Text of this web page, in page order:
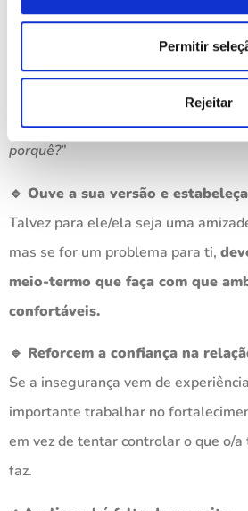
Permitir
Rejeitar
Faz-me sentir
o/a teu/tua ex com tanta
porquê?”
🔹 Ouve a sua versão e
Talvez para ele/ela seja uma
mas se for um problema para ti,
meio-termo que faça com que
confortáveis.
🔹 Reforcem a confiança na
Se a insegurança vem de
importante trabalhar no
em vez de tentar controlar o que o/
faz.